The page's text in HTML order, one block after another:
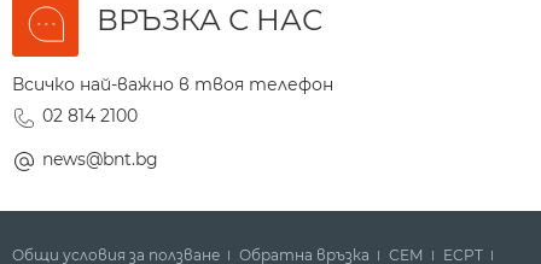
ВРЪЗКА С НАС
Всичко най-важно в твоя телефон
02 814 2100
news@bnt.bg
Общи условия за ползване Обратна връзка СЕМ ECPT